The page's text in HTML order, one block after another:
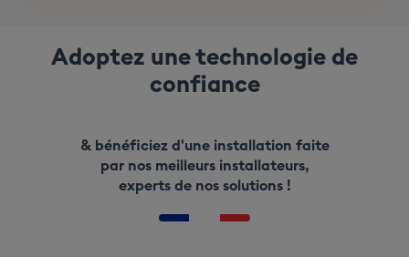
Adoptez une technologie de
confiance
& bénéficiez d'une installation faite
par nos meilleurs installateurs,
experts de nos solutions !